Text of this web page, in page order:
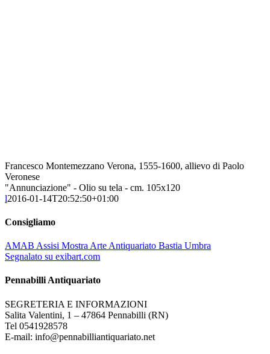
Francesco Montemezzano Verona, 1555-1600, allievo di Paolo
Veronese
"Annunciazione" - Olio su tela - cm. 105x120
l2016-01-14T20:52:50+01:00
Consigliamo
AMAB Assisi Mostra Arte Antiquariato Bastia Umbra
Segnalato su exibart.com
Pennabilli Antiquariato
SEGRETERIA E INFORMAZIONI
Salita Valentini, 1 – 47864 Pennabilli (RN)
Tel 0541928578
E-mail: info@pennabilliantiquariato.net